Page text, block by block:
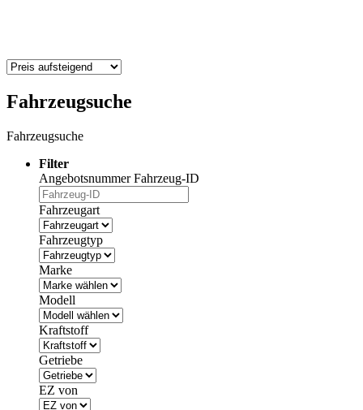
Fahrzeugsuche
Fahrzeugsuche
Filter
Angebotsnummer Fahrzeug-ID
Fahrzeugart
Fahrzeugtyp
Marke
Modell
Kraftstoff
Getriebe
EZ von